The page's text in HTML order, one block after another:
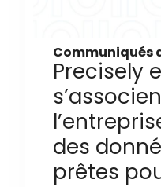
Communiqués
Precisely
des
prêtes